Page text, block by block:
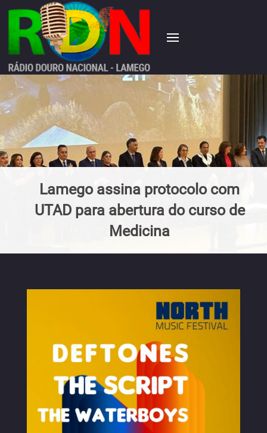
Lamego assina protocolo com
UTAD para abertura do curso de
Medicina